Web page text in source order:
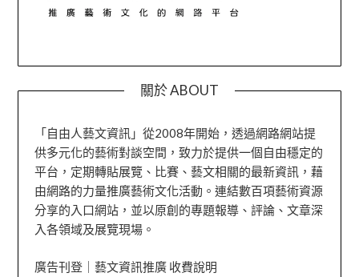
關於 ABOUT
「自由人藝文資訊」從2008年開始，透過網路網站提
供多元化的藝術對談空間，致力於提供一個自由穩定的
平台，定期轉貼展覽、比賽、藝文相關的最新資訊，藉
由網路的力量推廣藝術文化活動。連結數百項藝術資源
分享的入口網站，並以原創的專題報導、評論、文章深
入各領域及展覽現場。
廣告刊登｜藝文資訊推廣 收費說明